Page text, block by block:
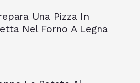
Una Pizza In
Nel Forno A Legna